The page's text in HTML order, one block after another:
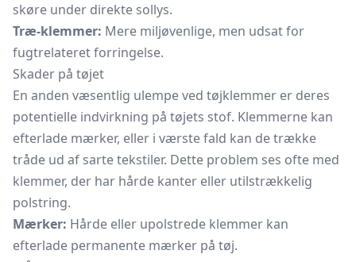
skøre under direkte sollys.
Træ-klemmer: Mere miljøvenlige, men udsat for
fugtrelateret forringelse.
Skader på tøjet
En anden væsentlig ulempe ved tøjklemmer er deres
potentielle indvirkning på tøjets stof. Klemmerne kan
efterlade mærker, eller i værste fald kan de trække
tråde ud af sarte tekstiler. Dette problem ses ofte med
klemmer, der har hårde kanter eller utilstrækkelig
polstring.
Mærker: Hårde eller upolstrede klemmer kan
efterlade permanente mærker på tøj.